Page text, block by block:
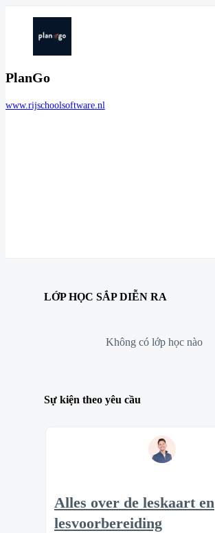
PlanGo
www.rijschoolsoftware.nl
LỚP HỌC SẮP DIỄN RA
Không có lớp học nào
Sự kiện theo yêu cầu
Alles over de leskaart en
lesvoorbereiding